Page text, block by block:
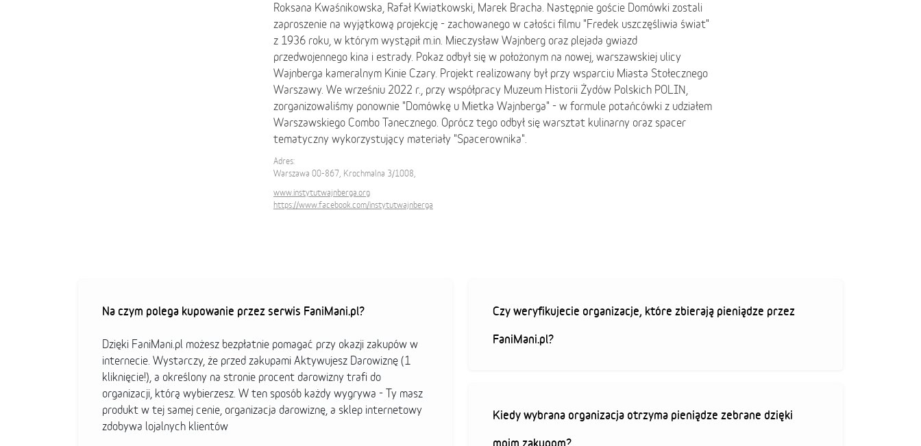
Roksana Kwaśnikowska, Rafał Kwiatkowski, Marek Bracha. Następnie goście Domówki zostali
zaproszenie na wyjątkową projekcję - zachowanego w całości filmu "Fredek uszczęśliwia świat"
z 1936 roku, w którym wystąpił m.in. Mieczysław Wajnberg oraz plejada gwiazd
przedwojennego kina i estrady. Pokaz odbył się w położonym na nowej, warszawskiej ulicy
Wajnberga kameralnym Kinie Czary. Projekt realizowany był przy wsparciu Miasta Stołecznego
Warszawy. We wrześniu 2022 r., przy współpracy Muzeum Historii Żydów Polskich POLIN,
zorganizowaliśmy ponownie "Domówkę u Mietka Wajnberga" - w formule potańcówki z udziałem
Warszawskiego Combo Tanecznego. Oprócz tego odbył się warsztat kulinarny oraz spacer
tematyczny wykorzystujący materiały "Spacerownika".
Adres:
Warszawa 00-867, Krochmalna 3/1008,
www.instytutwajnberga.org
https://www.facebook.com/instytutwajnberga
Na czym polega kupowanie przez serwis FaniMani.pl?
Dzięki FaniMani.pl możesz bezpłatnie pomagać przy okazji zakupów w
internecie. Wystarczy, że przed zakupami Aktywujesz Darowiznę (1
kliknięcie!), a określony na stronie procent darowizny trafi do
organizacji, którą wybierzesz. W ten sposób każdy wygrywa - Ty masz
produkt w tej samej cenie, organizacja darowiznę, a sklep internetowy
zdobywa lojalnych klientów
Czy weryfikujecie organizacje, które zbierają pieniądze przez
FaniMani.pl?
Kiedy wybrana organizacja otrzyma pieniądze zebrane dzięki
moim zakupom?